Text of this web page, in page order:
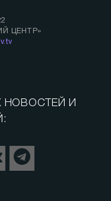
ЦЕНТР»
НОВОСТЕЙ И